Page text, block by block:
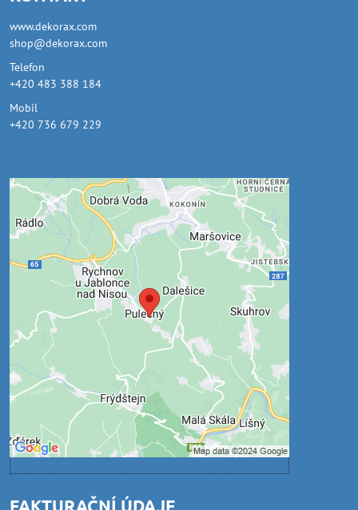
www.dekorax.com
shop@dekorax.com
Telefon
+420 483 388 184
Mobil
+420 736 679 229
Externí obsah je blokován
Volbami soukromí
Přejete si načíst externí obsah?
Povolit jednou
Povolit a zapamatovat - souhlas s druhem
cookie: Funkční
Otevřít obsah v novém okně